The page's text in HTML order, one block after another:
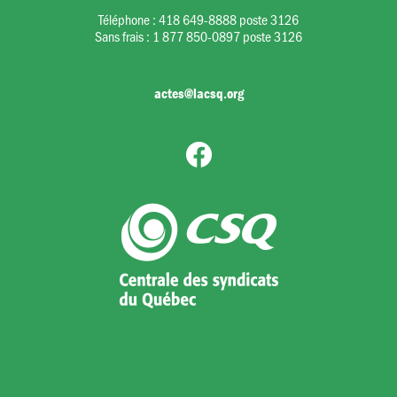
Téléphone :418 649-8888 poste 3126
Sans frais : 1 877 850-0897 poste 3126
actes@lacsq.org